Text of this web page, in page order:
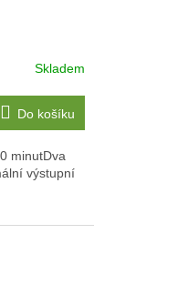
Skladem
Do košíku
minutDva
výstupní